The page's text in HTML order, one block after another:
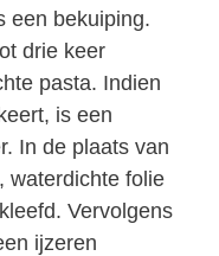
een bekuiping.
drie keer
pasta. Indien
is een
In de plaats van
waterdichte folie
Vervolgens
ijzeren